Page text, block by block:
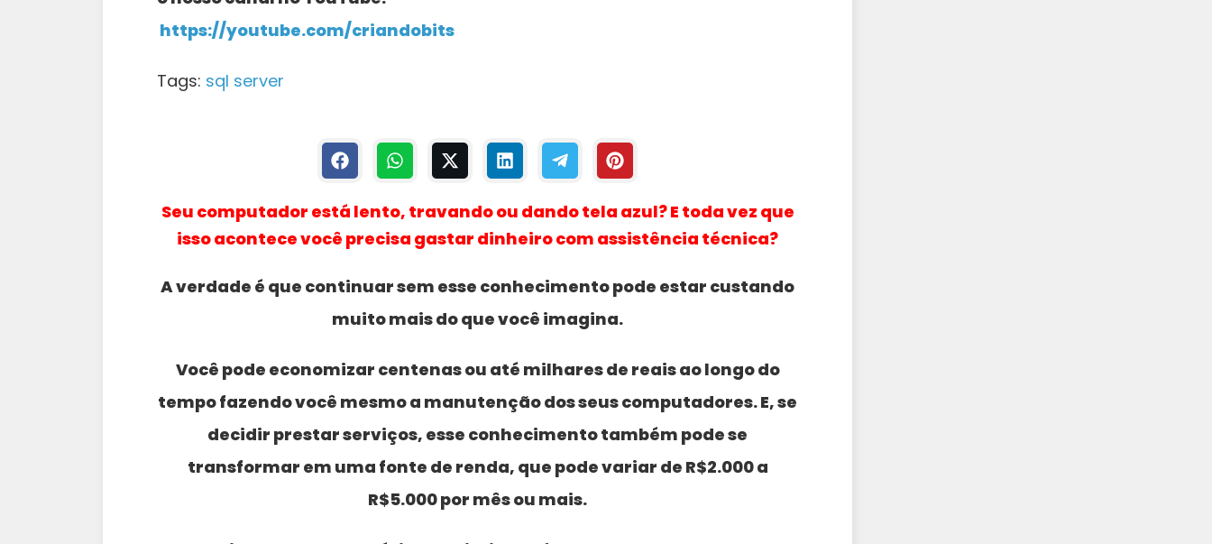
https://youtube.com/criandobits
Tags: sql server
Seu computador está lento, travando ou dando tela azul? E toda vez que
isso acontece você precisa gastar dinheiro com assistência técnica?
A verdade é que continuar sem esse conhecimento pode estar custando
muito mais do que você imagina.
Você pode economizar centenas ou até milhares de reais ao longo do
tempo fazendo você mesmo a manutenção dos seus computadores. E, se
decidir prestar serviços, esse conhecimento também pode se
transformar em uma fonte de renda, que pode variar de R$2.000 a
R$5.000 por mês ou mais.